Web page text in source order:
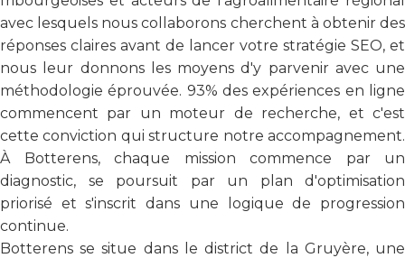
avec lesquels nous collaborons cherchent à obtenir des
réponses claires avant de lancer votre stratégie SEO, et
nous leur donnons les moyens d'y parvenir avec une
méthodologie éprouvée. 93% des expériences en ligne
commencent par un moteur de recherche, et c'est
cette conviction qui structure notre accompagnement.
À Botterens, chaque mission commence par un
diagnostic, se poursuit par un plan d'optimisation
priorisé et s'inscrit dans une logique de progression
continue.
Botterens se situe dans le district de la Gruyère, une